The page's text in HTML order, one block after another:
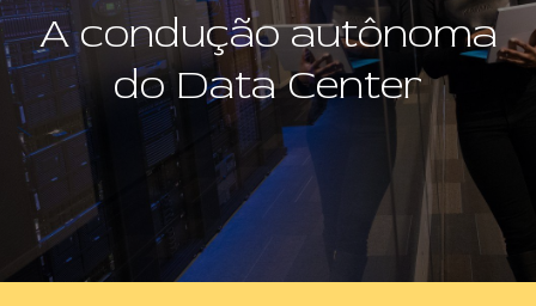
A condução autônoma
do Data Center